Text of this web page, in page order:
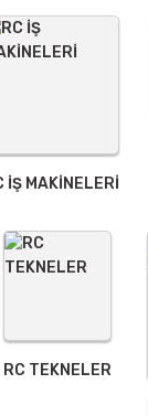
olmalı.
İŞ MAKİNELERİ
RC TEKNELER